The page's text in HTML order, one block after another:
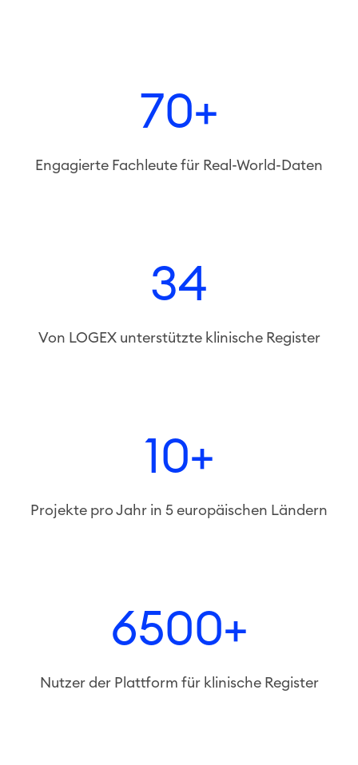
70+
Engagierte Fachleute für Real-World-Daten
34
Von LOGEX unterstützte klinische Register
10+
Projekte pro Jahr in 5 europäischen Ländern
6500+
Nutzer der Plattform für klinische Register